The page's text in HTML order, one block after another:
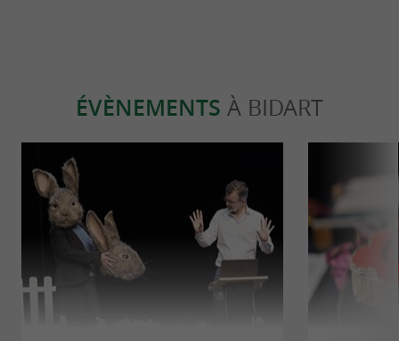
ÉVÈNEMENTS À BIDART